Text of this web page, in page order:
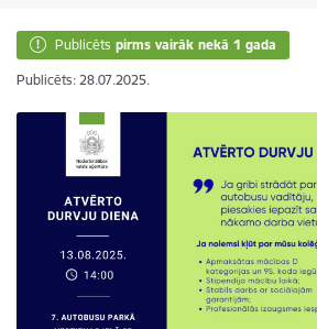
Publicēts pirms vairāk nekā 1 gada
Publicēts: 28.07.2025.